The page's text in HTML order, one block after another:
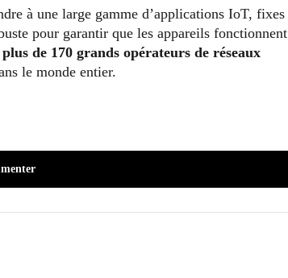
à une large gamme d’applications IoT, fixes
pour garantir que les appareils fonctionnent
de 170 grands opérateurs de réseaux
le monde entier.